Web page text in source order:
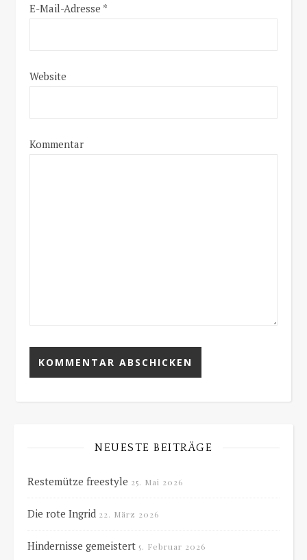
E-Mail-Adresse *
Website
Kommentar
NEUESTE BEITRÄGE
Restemütze freestyle 25. Mai 2026
Die rote Ingrid 22. März 2026
Hindernisse gemeistert 5. Februar 2026